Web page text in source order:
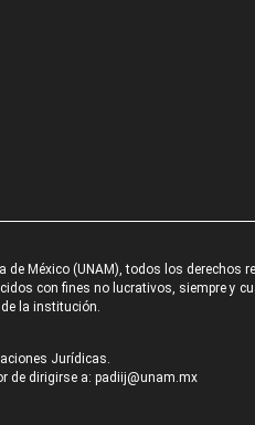
de México (UNAM), todos los derechos
con fines no lucrativos, siempre y
la institución.
Jurídicas.
de dirigirse a: padiij@unam.mx